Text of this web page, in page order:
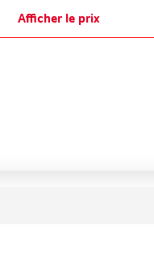
Afficher le prix